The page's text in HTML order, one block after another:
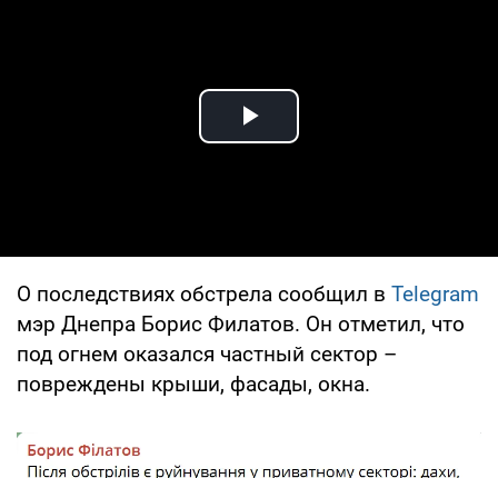
Play Video
О последствиях обстрела сообщил в Telegram
мэр Днепра Борис Филатов. Он отметил, что
под огнем оказался частный сектор –
повреждены крыши, фасады, окна.